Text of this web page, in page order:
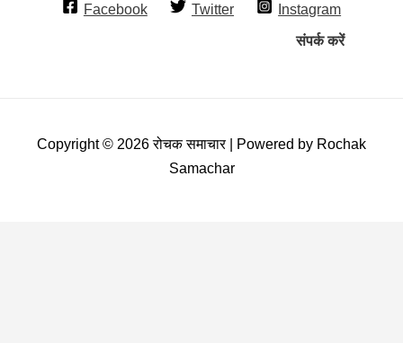
Facebook Twitter
Instagram
संपर्क करें
Copyright © 2026 रोचक समाचार | Powered by Rochak
Samachar